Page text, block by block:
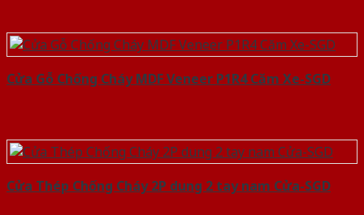
Cửa Gỗ Chống Cháy MDF Veneer P1R4 Căm Xe-SGD
Cửa Thép Chống Cháy 2P dung 2 tay nam Cửa-SGD